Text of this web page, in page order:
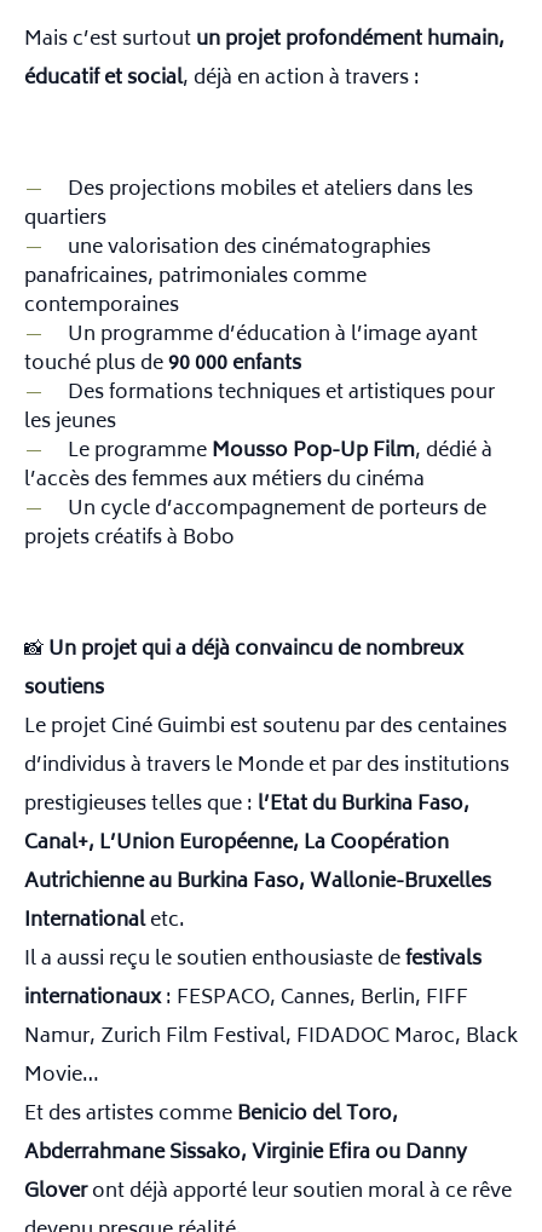
Mais c’est surtoutun projet profondément humain,
éducatif et social, déjà en action à travers :
Des projections mobiles et ateliers dans les
quartiers
une valorisation des cinématographies
panafricaines, patrimoniales comme
contemporaines
Un programme d’éducation à l’image ayant
touché plus de90 000 enfants
Des formations techniques et artistiques pour
les jeunes
Le programmeMousso Pop-Up Film, dédié à
l’accès des femmes aux métiers du cinéma
Un cycle d’accompagnement de porteurs de
projets créatifs à Bobo
📸Un projet qui a déjà convaincu de nombreux
soutiens
Le projet Ciné Guimbi est soutenu par des centaines
d’individus à travers le Monde et par des institutions
prestigieuses telles que : l’Etat du Burkina Faso,
Canal+, L’Union Européenne, La Coopération
Autrichienne au Burkina Faso, Wallonie-Bruxelles
Internationaletc.
Il a aussi reçu le soutien enthousiaste defestivals
internationaux: FESPACO, Cannes, Berlin, FIFF
Namur, Zurich Film Festival, FIDADOC Maroc, Black
Movie…
Et des artistes commeBenicio del Toro,
Abderrahmane Sissako, Virginie Efira ou Danny
Gloveront déjà apporté leur soutien moral à ce rêve